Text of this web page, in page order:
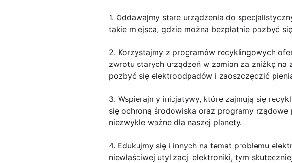
1. Oddawajmy stare urządzenia do
takie miejsca, gdzie można bezpłatnie pozbyć
2. Korzystajmy z programów recyklingowych
zwrotu starych urządzeń w zamian za zniżkę na
pozbyć się elektroodpadów i zaoszczędzić
3. Wspierajmy inicjatywy, które zajmują się
się ochroną środowiska oraz programy
niezwykle ważne dla naszej planety.
4. Edukujmy się i innych na temat problemu
niewłaściwej utylizacji elektroniki, tym